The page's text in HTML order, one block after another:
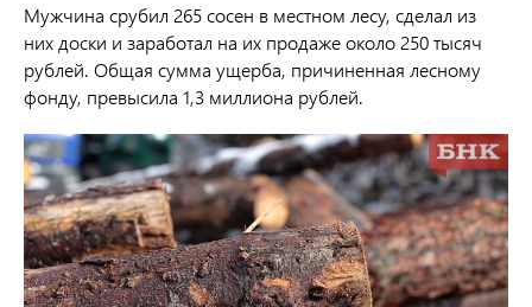
Мужчина срубил 265 сосен в местном лесу, сделал из
них доски и заработал на их продаже около 250 тысяч
рублей. Общая сумма ущерба, причиненная лесному
фонду, превысила 1,3 миллиона рублей.